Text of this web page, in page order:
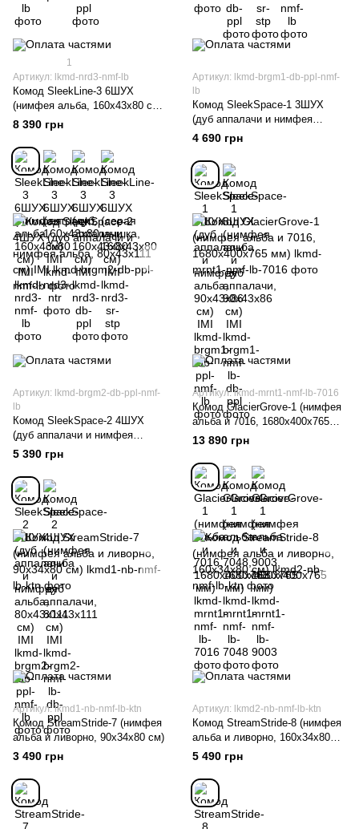
1
Артикул: lkmd-nrd3-nmf-lb
Комод SleekLine-3 6ШУХ
(нимфея альба, 160x43x80 см)
IMI
8 390 грн
Артикул: lkmd-brgm1-db-ppl-nmf-
lb
Комод SleekSpace-1 3ШУХ
(дуб аппалачи и нимфея
альба, 90x43x86 см) IMI
4 690 грн
Артикул: lkmd-brgm2-db-ppl-nmf-
lb
Комод SleekSpace-2 4ШУХ
(дуб аппалачи и нимфея
альба, 80x43x111 см) IMI
5 390 грн
Артикул: lkmd-mrnt1-nmf-lb-7016
Комод GlacierGrove-1 (нимфея
альба и 7016, 1680х400х765
мм)
13 890 грн
Артикул: lkmd1-nb-nmf-lb-ktn
Комод StreamStride-7 (нимфея
альба и ливорно, 90х34х80 см)
3 490 грн
Артикул: lkmd2-nb-nmf-lb-ktn
Комод StreamStride-8 (нимфея
альба и ливорно, 160х34х80
см)
5 490 грн